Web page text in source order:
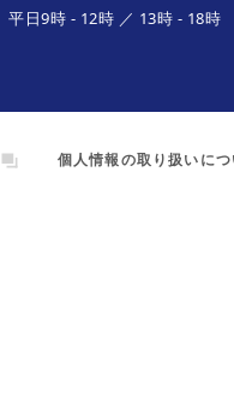
平日9時 - 12時 ／ 13時 - 18時
個人情報の取り扱いに